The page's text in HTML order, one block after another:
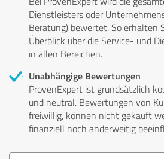
Dienstleisters oder
Beratung) bewertet. So erhalten
Überblick über die Service- und
in allen Bereichen.
Unabhängige Bewertungen
ProvenExpert ist grundsätzlich
und neutral. Bewertungen von
freiwillig, können nicht gekauft
finanziell noch anderweitig